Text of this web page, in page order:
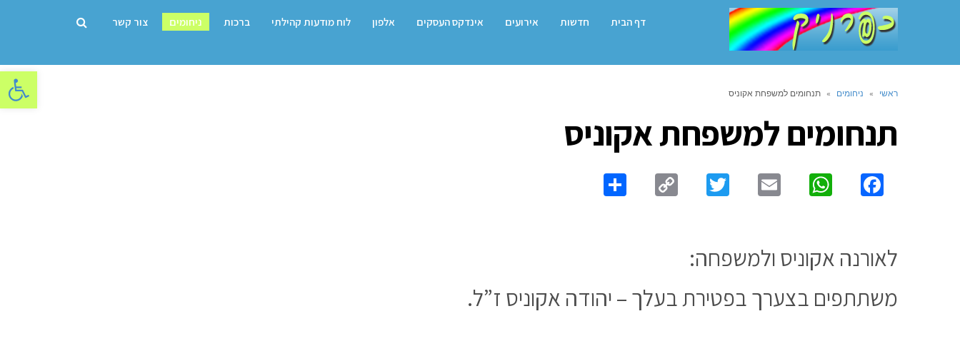
פתח
דף הבית חדשות אירועים אינדקס העסקים אלפון לוח מודעות קהילתי ברכות ניחומים צור קשר
ראשי » ניחומים » תנחומים למשפחת אקוניס
תנחומים למשפחת אקוניס
Facebook
WhatsApp
Email
Twitter
Copy
לאורנה אקוניס ולמשפחה:
משתתפים בצערך בפטירת בעלך – יהודה אקוניס ז”ל.